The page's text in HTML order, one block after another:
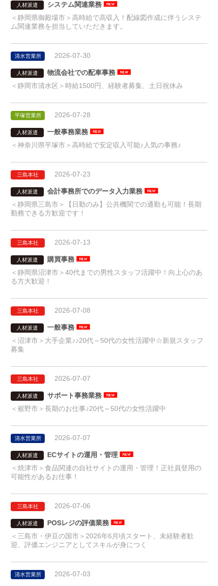
人材派遣
システム関連業務
＜静岡県御殿場市＞高時給で高収入！配線図作成に伴うシステ
ム関連業務を担当していただきます。
清水営業所 2026-07-30
人材派遣
物流会社での配車事務
＜静岡市清水区＞時給1500円、経験者募集、土日祝休み
平塚営業所 2026-07-28
人材派遣
一般事務業務
＜神奈川県平塚市＞高時給で安定収入可能♪人気の事務♪
三島本社 2026-07-23
人材派遣
会計事務所でのデータ入力業務
＜静岡県三島市＞【日勤のみ】公共機関での通勤も可能！長期
勤務できる方歓迎です！
三島本社 2026-07-13
人材派遣
購買事務
＜静岡県沼津市＞40代までの男性スタッフ活躍中！向上心のあ
る方大歓迎！
三島本社 2026-07-08
人材派遣
一般事務
＜沼津市＞大手企業♪♪20代～50代の女性活躍中☆新規スタッフ
募集
三島本社 2026-07-07
人材派遣
サポート事務業務
＜裾野市＞長期のお仕事♪20代～50代の女性活躍中
清水営業所 2026-07-07
人材派遣
ECサイトの運用・管理
＜焼津市＞食品関連の自社サイトの運用・管理！正社員登用の
可能性があるお仕事！
三島本社 2026-07-06
人材派遣
POSレジの評価業務
＜三島市・伊豆の国市＞2026年6月頃スタート、未経験者歓
迎、評価エンジニアとしてスキルが身につく
清水営業所 2026-07-03